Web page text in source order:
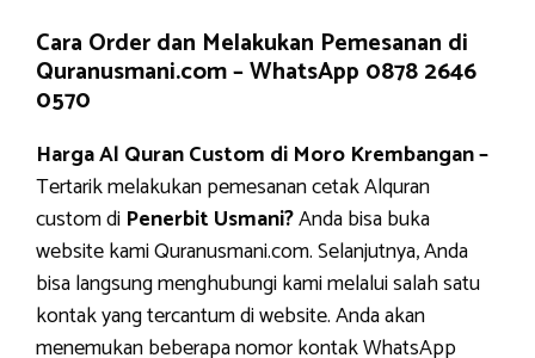
Cara Order dan Melakukan Pemesanan di
Quranusmani.com –WhatsApp 0878 2646
0570
Harga Al Quran Custom di Moro Krembangan –
Tertarik melakukan pemesanan cetak Alquran
custom di Penerbit Usmani?Anda bisa buka
website kami Quranusmani.com. Selanjutnya, Anda
bisa langsung menghubungi kami melalui salah satu
kontak yang tercantum di website. Anda akan
menemukan beberapa nomor kontak WhatsApp